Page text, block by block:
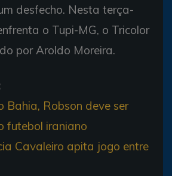
desfecho. Nesta terça-
o Tupi-MG, o Tricolor
por Aroldo Moreira.
Bahia, Robson deve ser
futebol iraniano
Cavaleiro apita jogo entre